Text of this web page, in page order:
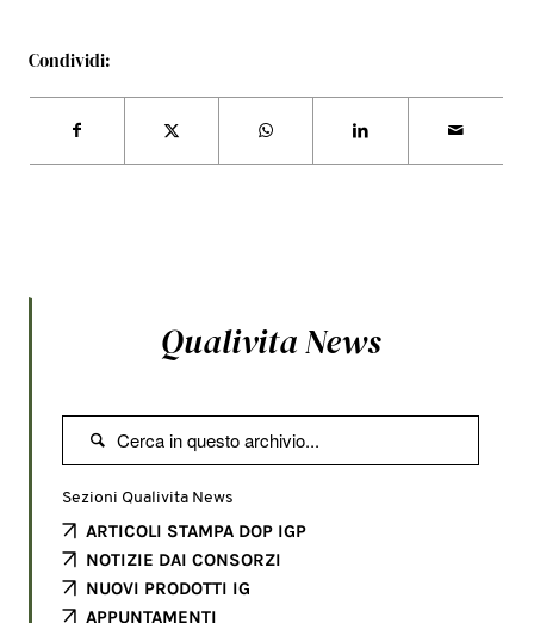
Condividi:
Qualivita News

Sezioni Qualivita News
ARTICOLI STAMPA DOP IGP
NOTIZIE DAI CONSORZI
NUOVI PRODOTTI IG
APPUNTAMENTI